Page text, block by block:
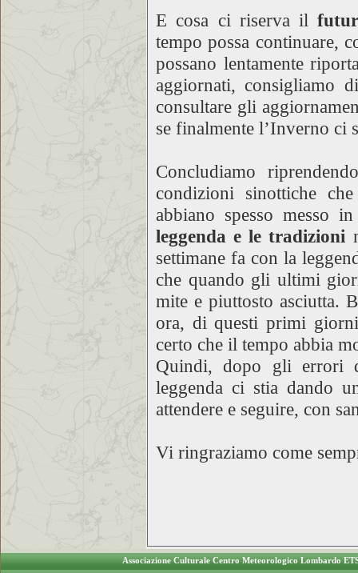
E cosa ci riserva il
tempo possa continuare,
possano lentamente
aggiornati, consigliamo
consultare gli
se finalmente l’Inverno
Concludiamo
condizioni sinottiche
abbiano spesso
leggenda e le tradizioni
settimane fa con la
che quando gli ultimi
mite e piuttosto asciutta.
ora, di questi primi
certo che il tempo abbia
Quindi, dopo gli errori
leggenda ci stia dando
attendere e seguire, con
Vi ringraziamo come
Associazione Culturale Centro Meteorologico Lombardo